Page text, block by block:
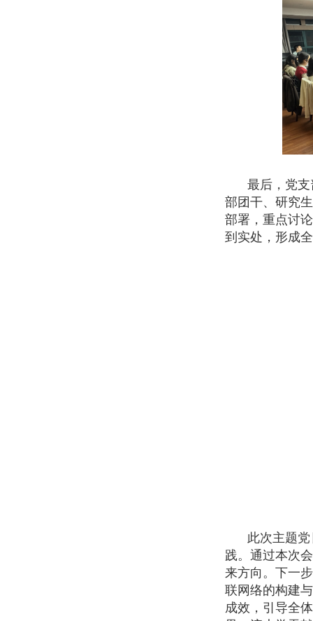
最后，党
部团干、研究
部署，重点讨
到实处，形成
此次主题
践。通过本次
来方向。下一
联网络的构建
成效，引导全